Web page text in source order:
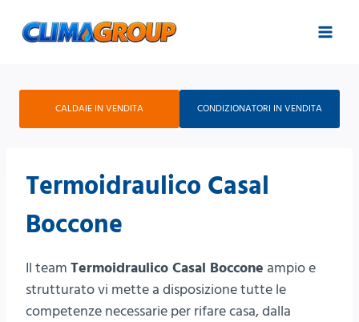
CALDAIE IN VENDITA CONDIZIONATORI IN VENDITA
Termoidraulico Casal
Boccone
Il team Termoidraulico Casal Boccone ampio e
strutturato vi mette a disposizione tutte le
competenze necessarie per rifare casa, dalla